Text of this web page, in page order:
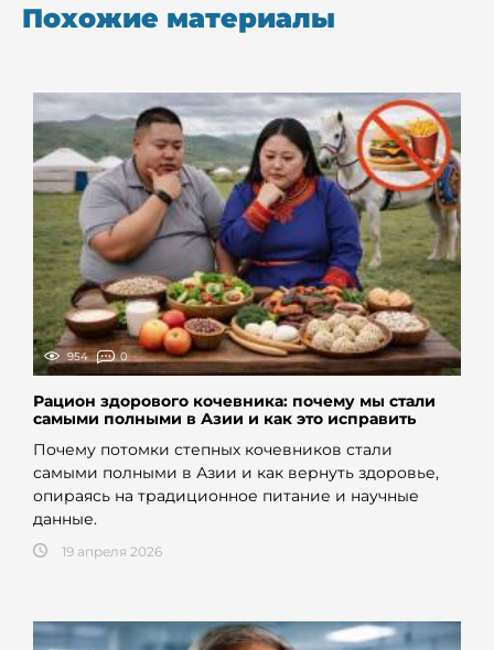
Похожие материалы
954 0
Рацион здорового кочевника: почему мы стали
самыми полными в Азии и как это исправить
Почему потомки степных кочевников стали
самыми полными в Азии и как вернуть здоровье,
опираясь на традиционное питание и научные
данные.
19 апреля 2026